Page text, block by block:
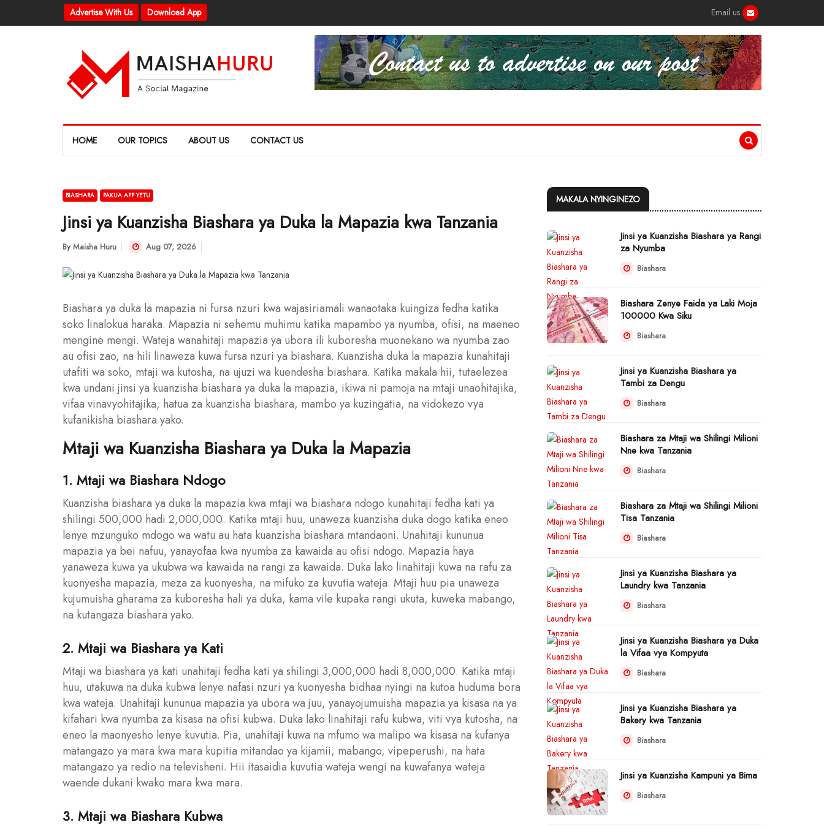
Advertise With Us Download App Email us
HOME OUR TOPICS ABOUT US CONTACT US
BIASHARA PAKUA APP YETU
Jinsi ya Kuanzisha Biashara ya Duka la Mapazia kwa Tanzania
By Maisha Huru Aug 07, 2026
Biashara ya duka la mapazia ni fursa nzuri kwa wajasiriamali wanaotaka kuingiza fedha katika
soko linalokua haraka. Mapazia ni sehemu muhimu katika mapambo ya nyumba, ofisi, na maeneo
mengine mengi. Wateja wanahitaji mapazia ya ubora ili kuboresha muonekano wa nyumba zao
au ofisi zao, na hili linaweza kuwa fursa nzuri ya biashara. Kuanzisha duka la mapazia kunahitaji
utafiti wa soko, mtaji wa kutosha, na ujuzi wa kuendesha biashara. Katika makala hii, tutaelezea
kwa undani jinsi ya kuanzisha biashara ya duka la mapazia, ikiwa ni pamoja na mtaji unaohitajika,
vifaa vinavyohitajika, hatua za kuanzisha biashara, mambo ya kuzingatia, na vidokezo vya
kufanikisha biashara yako.
Mtaji wa Kuanzisha Biashara ya Duka la Mapazia
1. Mtaji wa Biashara Ndogo
Kuanzisha biashara ya duka la mapazia kwa mtaji wa biashara ndogo kunahitaji fedha kati ya
shilingi 500,000 hadi 2,000,000. Katika mtaji huu, unaweza kuanzisha duka dogo katika eneo
lenye mzunguko mdogo wa watu au hata kuanzisha biashara mtandaoni. Unahitaji kununua
mapazia ya bei nafuu, yanayofaa kwa nyumba za kawaida au ofisi ndogo. Mapazia haya
yanaweza kuwa ya ukubwa wa kawaida na rangi za kawaida. Duka lako linahitaji kuwa na rafu za
kuonyesha mapazia, meza za kuonyesha, na mifuko za kuvutia wateja. Mtaji huu pia unaweza
kujumuisha gharama za kuboresha hali ya duka, kama vile kupaka rangi ukuta, kuweka mabango,
na kutangaza biashara yako.
2. Mtaji wa Biashara ya Kati
Mtaji wa biashara ya kati unahitaji fedha kati ya shilingi 3,000,000 hadi 8,000,000. Katika mtaji
huu, utakuwa na duka kubwa lenye nafasi nzuri ya kuonyesha bidhaa nyingi na kutoa huduma bora
kwa wateja. Unahitaji kununua mapazia ya ubora wa juu, yanayojumuisha mapazia ya kisasa na ya
kifahari kwa nyumba za kisasa na ofisi kubwa. Duka lako linahitaji rafu kubwa, viti vya kutosha, na
eneo la maonyesho lenye kuvutia. Pia, unahitaji kuwa na mfumo wa malipo wa kisasa na kufanya
matangazo ya mara kwa mara kupitia mitandao ya kijamii, mabango, vipeperushi, na hata
matangazo ya redio na televisheni. Hii itasaidia kuvutia wateja wengi na kuwafanya wateja
waende dukani kwako mara kwa mara.
3. Mtaji wa Biashara Kubwa
MAKALA NYINGINEZO
Jinsi ya Kuanzisha Biashara ya Rangi
za Nyumba
Biashara
Biashara Zenye Faida ya Laki Moja
100000 Kwa Siku
Biashara
Jinsi ya Kuanzisha Biashara ya
Tambi za Dengu
Biashara
Biashara za Mtaji wa Shilingi Milioni
Nne kwa Tanzania
Biashara
Biashara za Mtaji wa Shilingi Milioni
Tisa Tanzania
Biashara
Jinsi ya Kuanzisha Biashara ya
Laundry kwa Tanzania
Biashara
Jinsi ya Kuanzisha Biashara ya Duka
la Vifaa vya Kompyuta
Biashara
Jinsi ya Kuanzisha Biashara ya
Bakery kwa Tanzania
Biashara
Jinsi ya Kuanzisha Kampuni ya Bima
Biashara